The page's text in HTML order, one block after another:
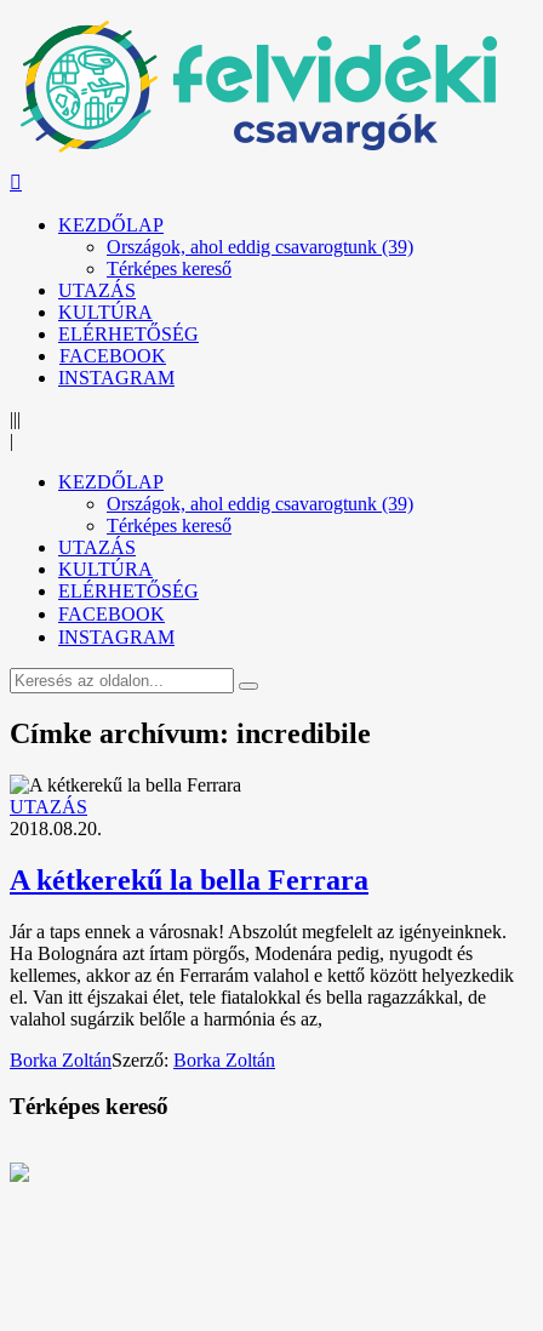
KEZDŐLAP
Országok, ahol eddig csavarogtunk (39)
Térképes kereső
UTAZÁS
KULTÚRA
ELÉRHETŐSÉG
FACEBOOK
INSTAGRAM
|||
|
KEZDŐLAP
Országok, ahol eddig csavarogtunk (39)
Térképes kereső
UTAZÁS
KULTÚRA
ELÉRHETŐSÉG
FACEBOOK
INSTAGRAM
Címke archívum: incredibile
UTAZÁS
2018.08.20.
A kétkerekű la bella Ferrara
Jár a taps ennek a városnak! Abszolút megfelelt az igényeinknek.
Ha Bolognára azt írtam pörgős, Modenára pedig, nyugodt és
kellemes, akkor az én Ferrarám valahol e kettő között helyezkedik
el. Van itt éjszakai élet, tele fiatalokkal és bella ragazzákkal, de
valahol sugárzik belőle a harmónia és az,
Borka ZoltánSzerző: Borka Zoltán
Térképes kereső